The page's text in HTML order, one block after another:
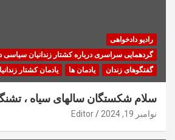
رادیو دادخواهی
گردهمایی سراسری درباره کشتار زندانیان سیاسی
گفتگوهای زندان
یادمان ها یادمان کشتار
سلام شکستگان سالهای سیاه ،
نوامبر 19, 2024 Editor